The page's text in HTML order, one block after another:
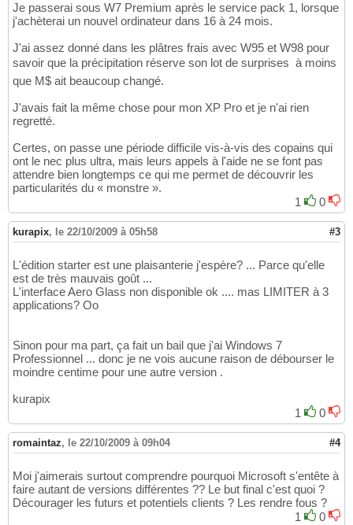
Je passerai sous W7 Premium après le service pack 1, lorsque
j'achèterai un nouvel ordinateur dans 16 à 24 mois.
J'ai assez donné dans les plâtres frais avec W95 et W98 pour
savoir que la précipitation réserve son lot de surprises  à moins
que M$ ait beaucoup changé.
J'avais fait la même chose pour mon XP Pro et je n'ai rien
regretté.
Certes, on passe une période difficile vis-à-vis des copains qui
ont le nec plus ultra, mais leurs appels à l'aide ne se font pas
attendre bien longtemps ce qui me permet de découvrir les
particularités du « monstre ».
1
0
kurapix, le 22/10/2009 à 05h58 #3
L'édition starter est une plaisanterie j'espère? ... Parce qu'elle
est de très mauvais goût ...
L'interface Aero Glass non disponible ok .... mas LIMITER à 3
applications? Oo
Sinon pour ma part, ça fait un bail que j'ai Windows 7
Professionnel ... donc je ne vois aucune raison de débourser le
moindre centime pour une autre version .
kurapix
1
0
romaintaz, le 22/10/2009 à 09h04 #4
Moi j'aimerais surtout comprendre pourquoi Microsoft s'entête à
faire autant de versions différentes ?? Le but final c'est quoi ?
Décourager les futurs et potentiels clients ? Les rendre fous ?
1
0